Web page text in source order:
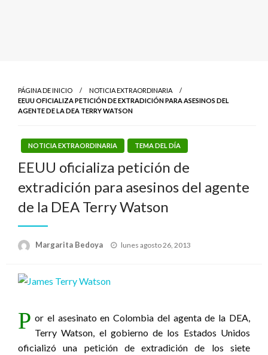
PÁGINA DE INICIO
NOTICIA EXTRAORDINARIA
EEUU OFICIALIZA PETICIÓN DE EXTRADICIÓN PARA ASESINOS DEL
AGENTE DE LA DEA TERRY WATSON
NOTICIA EXTRAORDINARIA TEMA DEL DÍA
EEUU oficializa petición de
extradición para asesinos del agente
de la DEA Terry Watson
Margarita Bedoya
Publicado
lunes agosto 26, 2013
P or el asesinato en Colombia del agenta de la DEA,
Terry Watson, el gobierno de los Estados Unidos
oficializó una petición de extradición de los siete